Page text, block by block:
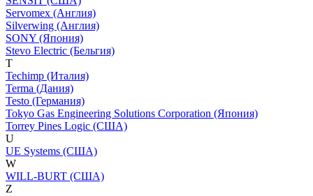
Servomex (Англия)
Silverwing (Англия)
SONY (Япония)
Stevo Electric (Бельгия)
T
Techimp (Италия)
Terma (Дания)
Testo (Германия)
Tokyo Gas Engineering Solutions Corporation (Япония)
Torrey Pines Logic (США)
U
UE Systems (США)
W
WILL-BURT (США)
Z